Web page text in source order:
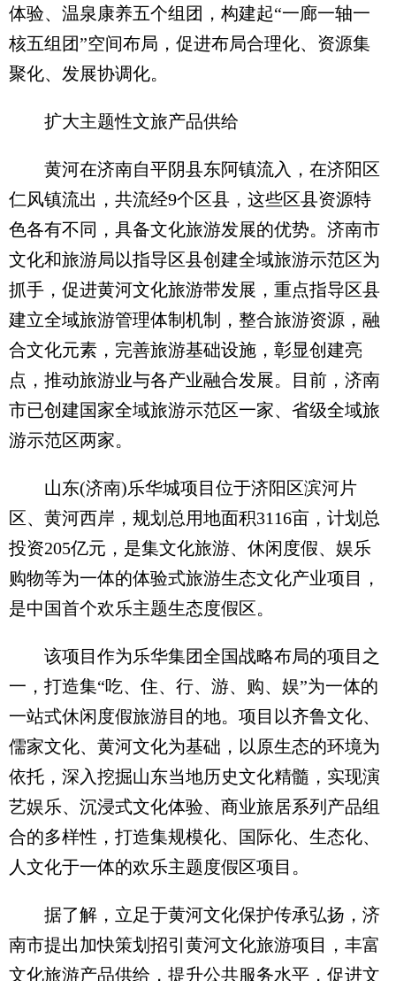
体验、温泉康养五个组团，构建起“一廊一轴一
核五组团”空间布局，促进布局合理化、资源集
聚化、发展协调化。
扩大主题性文旅产品供给
黄河在济南自平阴县东阿镇流入，在济阳区
仁风镇流出，共流经9个区县，这些区县资源特
色各有不同，具备文化旅游发展的优势。济南市
文化和旅游局以指导区县创建全域旅游示范区为
抓手，促进黄河文化旅游带发展，重点指导区县
建立全域旅游管理体制机制，整合旅游资源，融
合文化元素，完善旅游基础设施，彰显创建亮
点，推动旅游业与各产业融合发展。目前，济南
市已创建国家全域旅游示范区一家、省级全域旅
游示范区两家。
山东(济南)乐华城项目位于济阳区滨河片
区、黄河西岸，规划总用地面积3116亩，计划总
投资205亿元，是集文化旅游、休闲度假、娱乐
购物等为一体的体验式旅游生态文化产业项目，
是中国首个欢乐主题生态度假区。
该项目作为乐华集团全国战略布局的项目之
一，打造集“吃、住、行、游、购、娱”为一体的
一站式休闲度假旅游目的地。项目以齐鲁文化、
儒家文化、黄河文化为基础，以原生态的环境为
依托，深入挖掘山东当地历史文化精髓，实现演
艺娱乐、沉浸式文化体验、商业旅居系列产品组
合的多样性，打造集规模化、国际化、生态化、
人文化于一体的欢乐主题度假区项目。
据了解，立足于黄河文化保护传承弘扬，济
南市提出加快策划招引黄河文化旅游项目，丰富
文化旅游产品供给，提升公共服务水平，促进文